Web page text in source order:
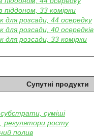
піддоном, 33 комірки
для розсади, 44 осередку
для розсади, 40 осередків
для розсади, 33 комірки
Супутні продукти
суміші
регулятори росту
полив